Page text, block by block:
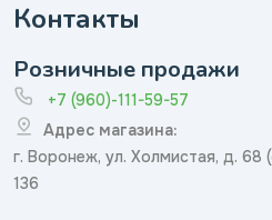
Контакты
Розничные продажи
+7 (960)-111-59-57
Адрес магазина:
г. Воронеж, ул. Холмистая, д. 68
136